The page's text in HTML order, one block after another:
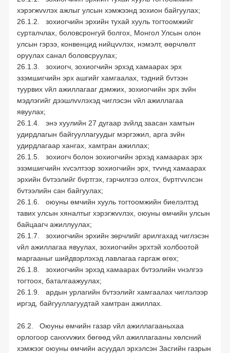
хэрэгжvvлэх ажлыг улсын хэмжээнд зохион байгуулах;
26.1.2. зохиогчийн эрхийн тухай хууль тогтоомжийг
сурталчлах, боловсронгуй болгох, Монгол Улсын олон
улсын гэрээ, конвенцид нийцvvлэх, нэмэлт, өөрчлөлт
оруулах санал боловсруулах;
26.1.3. зохиогч, зохиогчийн эрхэд хамаарах эрх
эзэмшигчийн эрх ашгийг хамгаалах, тэдний бvтээн
туурвих vйл ажиллагааг дэмжих, зохиогчийн эрх зvйн
мэдлэгийг дээшлvvлэхэд чиглэсэн vйл ажиллагаа
явуулах;
26.1.4. энэ хуулийн 27 дугаар зvйлд заасан хамтын
удирдлагын байгууллагуудыг мэргэжил, арга зvйн
удирдлагаар хангах, хамтран ажиллах;
26.1.5. зохиогч болон зохиогчийн эрхэд хамаарах эрх
эзэмшигчийн хvсэлтээр зохиогчийн эрх, тvvнд хамаарах
эрхийн бvтээлийг бvртгэх, гэрчилгээ олгох, бvртгvvлсэн
бvтээлийн сан байгуулах;
26.1.6. оюуны өмчийн хууль тогтоомжийн биелэлтэд
тавих улсын хяналтыг хэрэгжvvлэх, оюуны өмчийн улсын
байцаагч ажиллуулах;
26.1.7. зохиогчийн эрхийн зөрчлийг арилгахад чиглэсэн
vйл ажиллагаа явуулах, зохиогчийн эрхтэй холбоотой
маргааныг шийдвэрлэхэд лавлагаа гаргаж өгөх;
26.1.8. зохиогчийн эрхэд хамаарах бvтээлийн vнэлгээ
тогтоох, баталгаажуулах;
26.1.9. ардын урлагийн бvтээлийг хамгаалах чиглэлээр
иргэд, байгууллагуудтай хамтран ажиллах.
26.2. Оюуны өмчийн газар vйл ажиллагааныхаа
орлогоор санхvvжих бөгөөд vйл ажиллагааны хөлсний
хэмжээг оюуны өмчийн асуудал эрхэлсэн Засгийн газрын